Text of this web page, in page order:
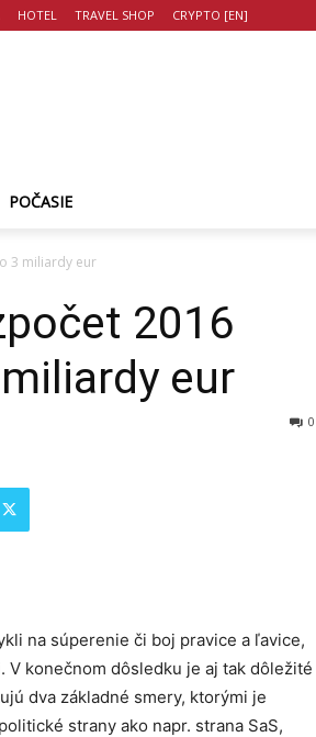
HOTEL TRAVEL SHOP CRYPTO [EN]
POČASIE
3 miliardy eur
2016
eur
0
na súperenie či boj pravice a ľavice,
konečnom dôsledku je aj tak dôležité
dva základné smery, ktorými je
strany ako napr. strana SaS,